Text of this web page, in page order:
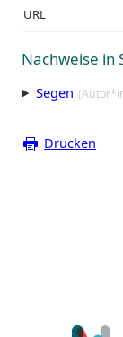
URL
Nachweise in
Segen
Drucken